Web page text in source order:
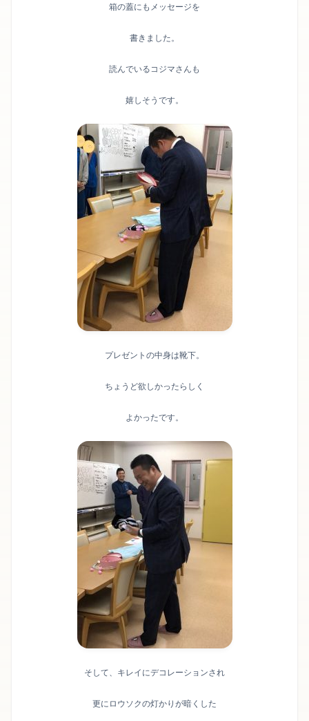
箱の蓋にもメッセージを
書きました。
読んでいるコジマさんも
嬉しそうです。
プレゼントの中身は靴下。
ちょうど欲しかったらしく
よかったです。
そして、キレイにデコレーションされ
更にロウソクの灯かりが暗くした